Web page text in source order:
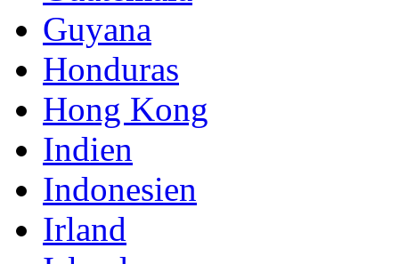
Guyana
Honduras
Hong Kong
Indien
Indonesien
Irland